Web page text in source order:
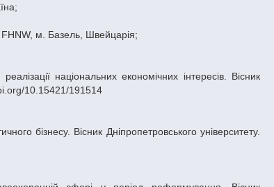
м. Базель, Швейцарія;
10.15421/191514